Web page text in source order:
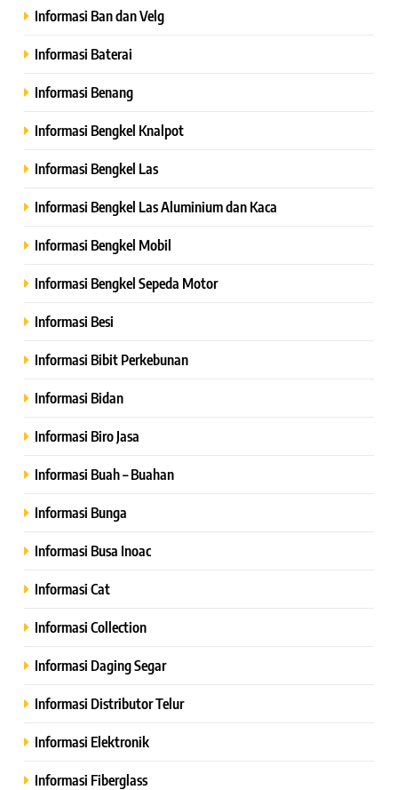
Informasi Ban dan Velg
Informasi Baterai
Informasi Benang
Informasi Bengkel Knalpot
Informasi Bengkel Las
Informasi Bengkel Las Aluminium dan Kaca
Informasi Bengkel Mobil
Informasi Bengkel Sepeda Motor
Informasi Besi
Informasi Bibit Perkebunan
Informasi Bidan
Informasi Biro Jasa
Informasi Buah – Buahan
Informasi Bunga
Informasi Busa Inoac
Informasi Cat
Informasi Collection
Informasi Daging Segar
Informasi Distributor Telur
Informasi Elektronik
Informasi Fiberglass